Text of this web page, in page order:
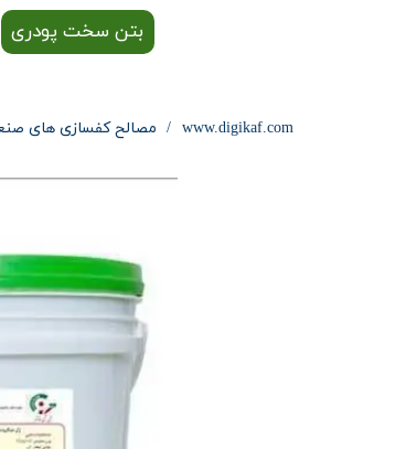
www.digikaf.com مصالح کفسازی های
بتن سخت پودری